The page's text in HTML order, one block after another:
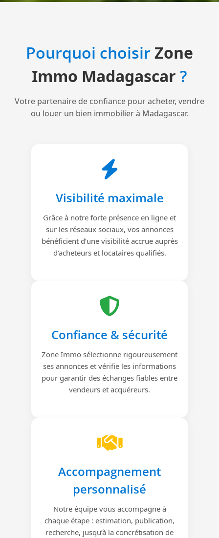
Pourquoi choisirZone
Immo Madagascar ?
Votre partenaire de confiance pour acheter, vendre
ou louer un bien immobilier à Madagascar.
Visibilité maximale
Grâce à notre forte présence en ligne et
sur les réseaux sociaux, vos annonces
bénéficient d’une visibilité accrue auprès
d’acheteurs et locataires qualifiés.
Confiance & sécurité
Zone Immo sélectionne rigoureusement
ses annonces et vérifie les informations
pour garantir des échanges fiables entre
vendeurs et acquéreurs.
Accompagnement
personnalisé
Notre équipe vous accompagne à
chaque étape : estimation, publication,
recherche, jusqu’à la concrétisation de